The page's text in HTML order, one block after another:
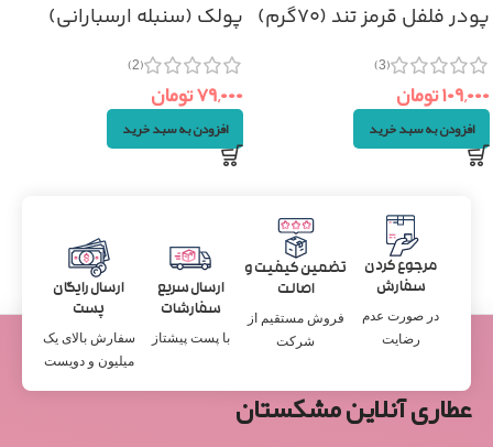
پودر فلفل قرمز تند (۷۰گرم)
(3)
۱۰۹,۰۰۰تومان
افزودن به سبد خرید
پولک (سنبله ارسبارانی)
(2)
۷۹,۰۰۰تومان
افزودن به سبد خرید
مرجوع کردن
سفارش
در صورت عدم
رضایت
تضمین کیفیت و
اصالت
فروش مستقیم از
شرکت
ارسال سریع
سفارشات
با پست پیشتاز
ارسال رایگان
پست
سفارش بالای یک
میلیون و دویست
عطاری آنلاین مشکستان